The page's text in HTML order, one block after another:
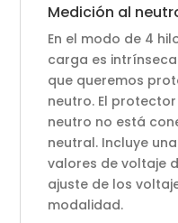
Medición al
En el modo de 4
carga es
que queremos
neutro. El
neutro no está
neutral. Incluye
valores de voltaje
ajuste de los
modalidad.